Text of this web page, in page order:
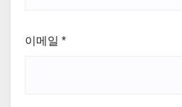
이메일 *